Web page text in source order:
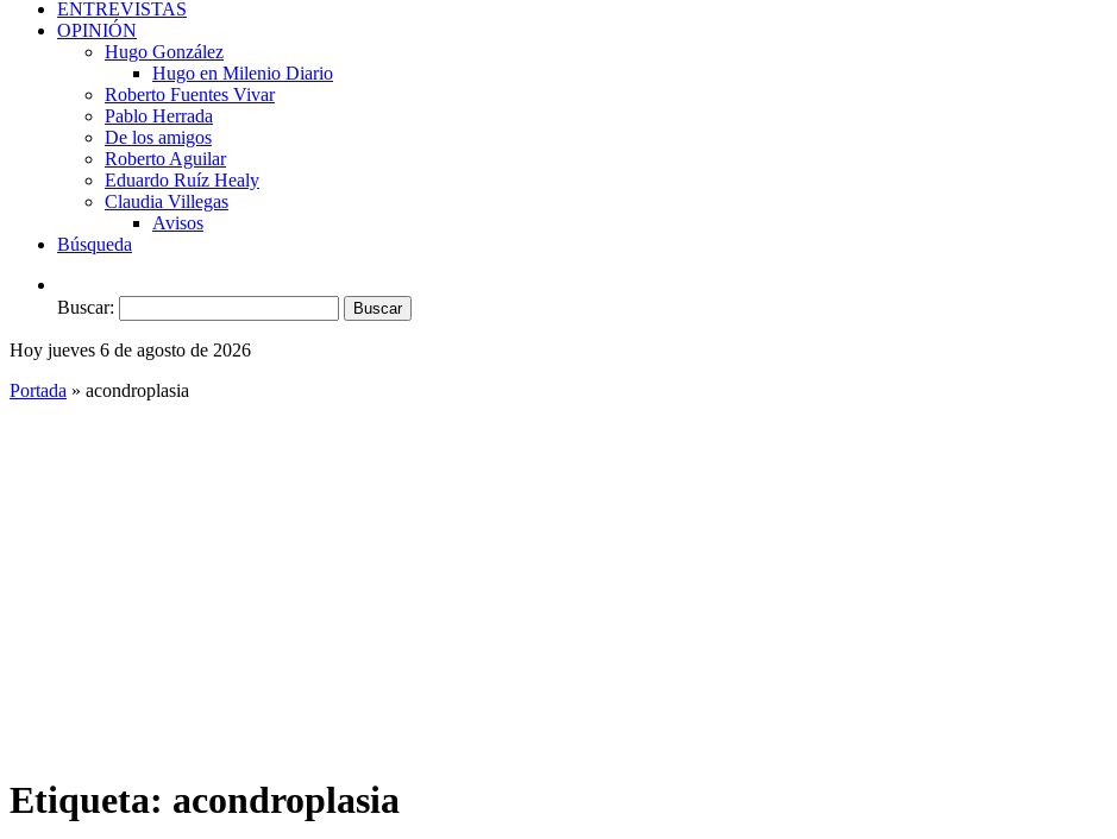
ENTREVISTAS
OPINIÓN
Hugo González
Hugo en Milenio Diario
Roberto Fuentes Vivar
Pablo Herrada
De los amigos
Roberto Aguilar
Eduardo Ruíz Healy
Claudia Villegas
Avisos
Búsqueda
Buscar:
Hoy jueves 6 de agosto de 2026
Portada » acondroplasia
Etiqueta: acondroplasia